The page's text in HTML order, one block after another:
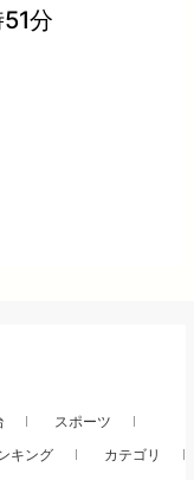
分
スポーツ
キング
カテゴリ